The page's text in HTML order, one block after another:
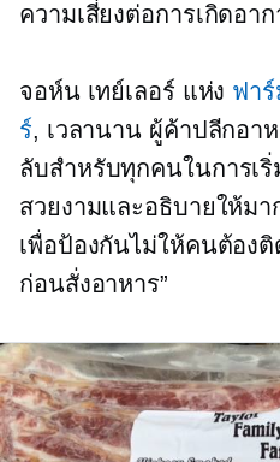
ความเสี่ยงต่อการเกิดอา
จอห์น เทย์เลอร์ แห่ง ฟาร์
ร์, เวลานาน ผู้ค้าปลีกอา
ลับสำหรับทุกคนในการเ
สวยงามและอธิบายให้ม
เพื่อป้องกันไม่ให้คนต้อง
ก่อนสั่งอาหาร”